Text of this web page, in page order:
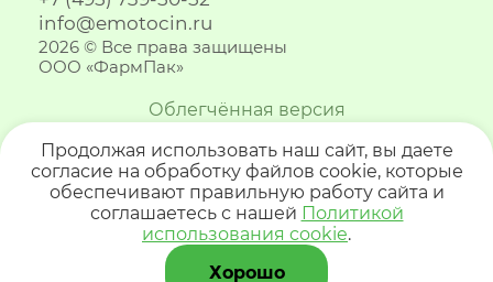
info@emotocin.ru
2026 © Все права защищены
ООО «ФармПак»
Облегчённая версия
Продолжая использовать наш сайт, вы даете
согласие на обработку файлов cookie, которые
обеспечивают правильную работу сайта и
соглашаетесь с нашей Политикой
использования cookie.
Хорошо